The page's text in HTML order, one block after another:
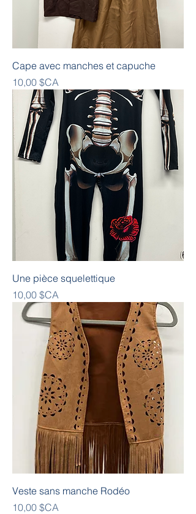
Cape avec manches et capuche
Prix
10,00 $CA
Une pièce squelettique
Prix
10,00 $CA
Veste sans manche Rodéo
Prix
10,00 $CA